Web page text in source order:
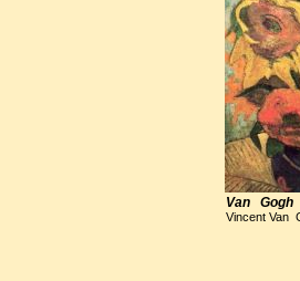
Van
Vincent Van